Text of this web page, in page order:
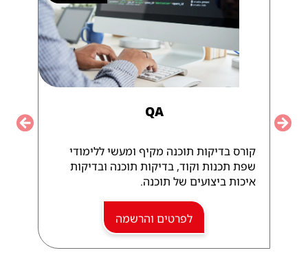
QA
קורס בדיקות תוכנה מקיף ומעשי ללימודי
שפת תכנות וקוד, בדיקות תוכנה ובדיקות
איכות ביצועים של תוכנה.
לפרטים והרשמה
Next